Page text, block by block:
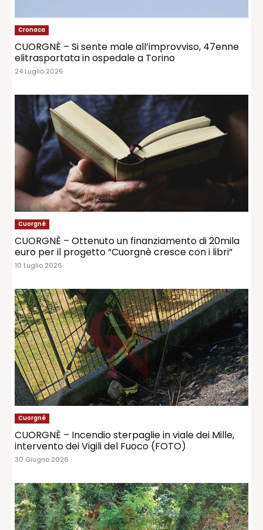
Cronaca
CUORGNÈ – Si sente male all’improvviso, 47enne
elitrasportata in ospedale a Torino
24 Luglio 2026
Cuorgné
CUORGNÈ – Ottenuto un finanziamento di 20mila
euro per il progetto “Cuorgnè cresce con i libri”
10 Luglio 2026
Cuorgné
CUORGNÈ – Incendio sterpaglie in viale dei Mille,
intervento dei Vigili del Fuoco (FOTO)
30 Giugno 2026